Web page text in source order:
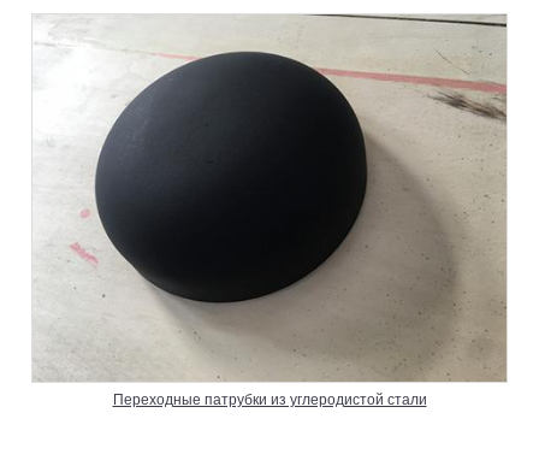
Переходные патрубки из углеродистой стали